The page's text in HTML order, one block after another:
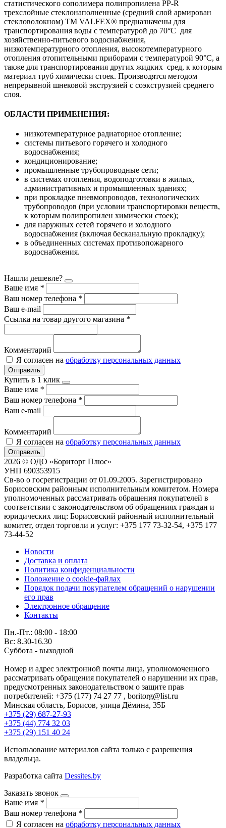
статистического сополимера полипропилена PP-R
трехслойные стеклонаполненные (средний слой армирован
стекловолокном) ТМ VALFEX® предназначены для
транспортирования воды с температурой до 70°С для
хозяйственно-питьевого водоснабжения,
низкотемпературного отопления, высокотемпературного
отопления отопительными приборами с температурой 90°С, а
также для транспортирования других жидких сред, к которым
материал труб химически стоек. Производятся методом
непрерывной шнековой экструзией с соэкструзией среднего
слоя.
ОБЛАСТИ ПРИМЕНЕНИЯ:
низкотемпературное радиаторное отопление;
системы питьевого горячего и холодного
водоснабжения;
кондиционирование;
промышленные трубопроводные сети;
в системах отопления, водоподготовки в жилых,
административных и промышленных зданиях;
при прокладке пневмопроводов, технологических
трубопроводов (при условии транспортировки веществ,
к которым полипропилен химически стоек);
для наружных сетей горячего и холодного
водоснабжения (включая бесканальную прокладку);
в объединенных системах противопожарного
водоснабжения.
Нашли дешевле?
Ваше имя *
Ваш номер телефона *
Ваш e-mail
Ссылка на товар другого магазина *
Комментарий
Я согласен на обработку персональных данных
Отправить
Купить в 1 клик
Ваше имя *
Ваш номер телефона *
Ваш e-mail
Комментарий
Я согласен на обработку персональных данных
Отправить
2026 © ОДО «Бориторг Плюс»
УНП 690353915
Св-во о госрегистрации от 01.09.2005. Зарегистрировано
Борисовским районным исполнительным комитетом. Номера
уполномоченных рассматривать обращения покупателей в
соответствии с законодательством об обращениях граждан и
юридических лиц: Борисовский районный исполнительный
комитет, отдел торговли и услуг: +375 177 73-32-54, +375 177
73-44-52
Новости
Доставка и оплата
Политика конфиденциальности
Положение о cookie-файлах
Порядок подачи покупателем обращений о нарушении
его прав
Электронное обращение
Контакты
Пн.-Пт.: 08:00 - 18:00
Вс: 8.30-16.30
Суббота - выходной
Номер и адрес электронной почты лица, уполномоченного
рассматривать обращения покупателей о нарушении их прав,
предусмотренных законодательством о защите прав
потребителей: +375 (177) 74 27 77 , boritorg@list.ru
Минская область, Борисов, улица Дёмина, 35Б
+375 (29) 687-27-93
+375 (44) 774 32 03
+375 (29) 151 40 24
Использование материалов сайта только с разрешения
владельца.
Разработка сайта Dessites.by
Заказать звонок
Ваше имя *
Ваш номер телефона *
Я согласен на обработку персональных данных